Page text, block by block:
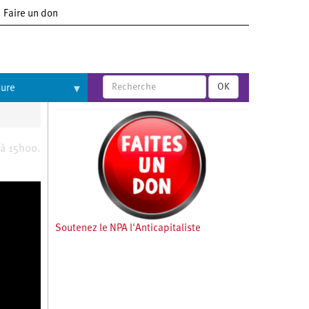
Faire un don
OK
15h00.
Soutenez le NPA l'Anticapitaliste